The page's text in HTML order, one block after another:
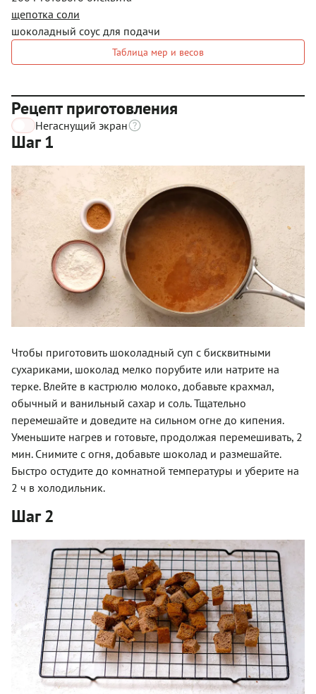
щепотка соли
шоколадный соус для подачи
Таблица мер и весов
Рецепт приготовления
Негаснущий экран
Шаг 1
Чтобы приготовить шоколадный суп с бисквитными
сухариками, шоколад мелко порубите или натрите на
терке. Влейте в кастрюлю молоко, добавьте крахмал,
обычный и ванильный сахар и соль. Тщательно
перемешайте и доведите на сильном огне до кипения.
Уменьшите нагрев и готовьте, продолжая перемешивать, 2
мин. Снимите с огня, добавьте шоколад и размешайте.
Быстро остудите до комнатной температуры и уберите на
2 ч в холодильник.
Шаг 2